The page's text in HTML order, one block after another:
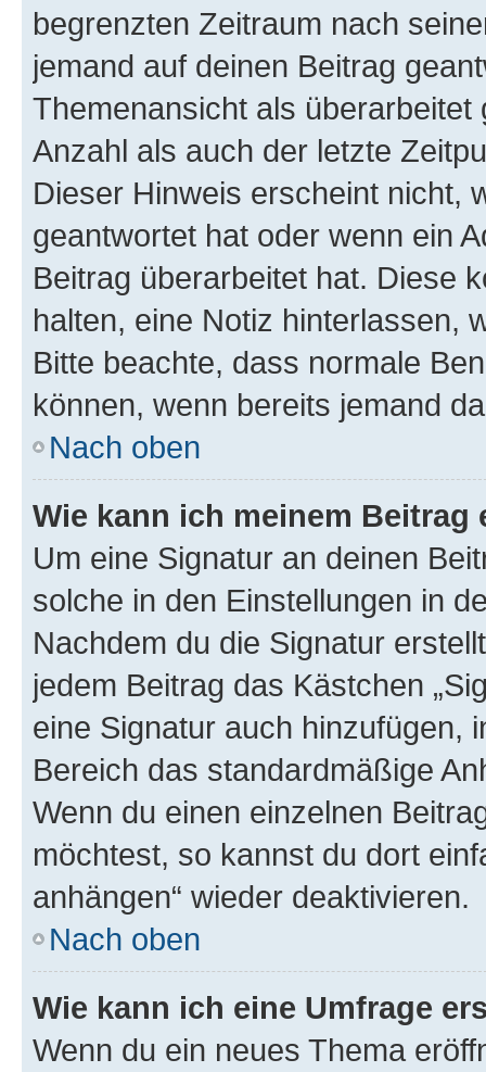
begrenzten Zeitraum nach
jemand auf deinen Beitrag
Themenansicht als
Anzahl als auch der letzte
Dieser Hinweis erscheint nicht,
geantwortet hat oder wenn ein
Beitrag überarbeitet hat. Diese
halten, eine Notiz hinterlassen,
Bitte beachte, dass normale
können, wenn bereits jemand
Nach oben
Wie kann ich meinem
Um eine Signatur an deinen
solche in den Einstellungen in
Nachdem du die Signatur
jedem Beitrag das Kästchen
eine Signatur auch hinzufügen,
Bereich das standardmäßige
Wenn du einen einzelnen
möchtest, so kannst du dort
anhängen“ wieder deaktivieren.
Nach oben
Wie kann ich eine Umfrage
Wenn du ein neues Thema